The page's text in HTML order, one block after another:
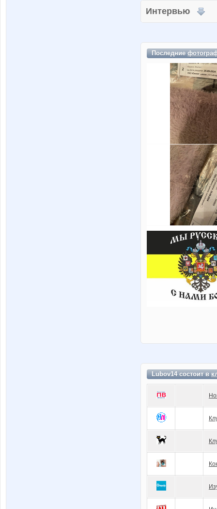
Интервью
Последние
Lubov14 состоит в